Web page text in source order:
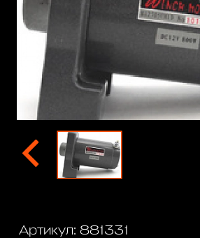
Артикул: 881331